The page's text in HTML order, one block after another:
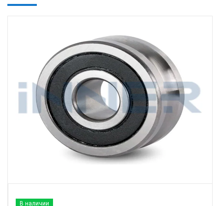
В наличии